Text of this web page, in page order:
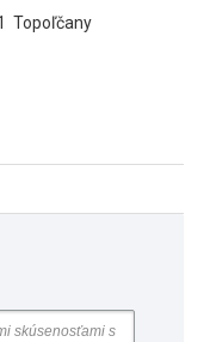
Topoľčany